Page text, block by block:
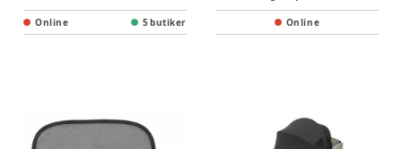
Online 5 butiker Online